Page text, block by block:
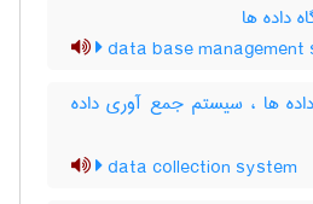
داده ها
data base management
ها ، سیستم جمع آوری داده
data collection system